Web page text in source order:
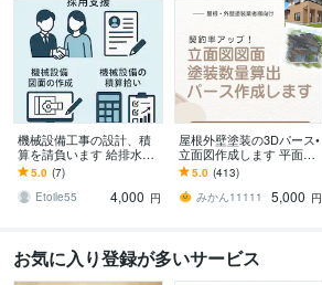
機械設備工事の設計、積
算を請負います 給排水、
空調設備の設計や積算業
務を請負います
5.0 (7)
Etoile55
4,000 円
屋根外壁塗装の3Dパース•
立面図作成します 平面図
から！パース作成、建築
数量算出！6点セット
5.0 (413)
みかん11111
5,000 円
お気に入り登録が多いサービス